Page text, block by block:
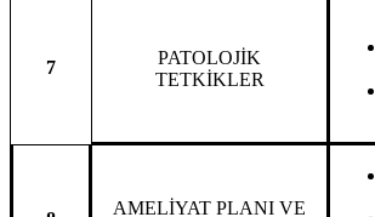
7
PATOLOJİK
TETKİKLER
AMELİYAT PLANI VE